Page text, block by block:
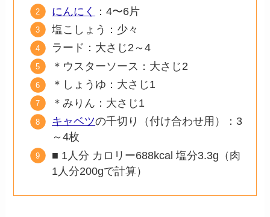
にんにく
：4〜6片
塩こしょう：少々
ラード：大さじ2～4
＊ウスターソース：大さじ2
＊しょうゆ：大さじ1
＊みりん：大さじ1
キャベツの千切り（付け合わせ用）：3
～4枚
■ 1人分 カロリー688kcal 塩分3.3g（肉
1人分200gで計算）